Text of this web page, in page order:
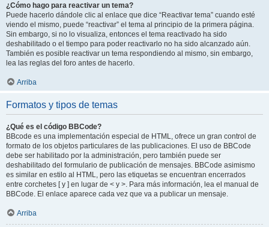
¿Cómo hago para reactivar un tema?
Puede hacerlo dándole clic al enlace que dice “Reactivar tema” cuando esté
viendo el mismo, puede “reactivar” el tema al principio de la primera página.
Sin embargo, si no lo visualiza, entonces el tema reactivado ha sido
deshabilitado o el tiempo para poder reactivarlo no ha sido alcanzado aún.
También es posible reactivar un tema respondiendo al mismo, sin embargo,
lea las reglas del foro antes de hacerlo.
Arriba
Formatos y tipos de temas
¿Qué es el código BBCode?
BBcode es una implementación especial de HTML, ofrece un gran control de
formato de los objetos particulares de las publicaciones. El uso de BBCode
debe ser habilitado por la administración, pero también puede ser
deshabilitado del formulario de publicación de mensajes. BBCode asimismo
es similar en estilo al HTML, pero las etiquetas se encuentran encerrados
entre corchetes [ y ] en lugar de < y >. Para más información, lea el manual de
BBCode. El enlace aparece cada vez que va a publicar un mensaje.
Arriba